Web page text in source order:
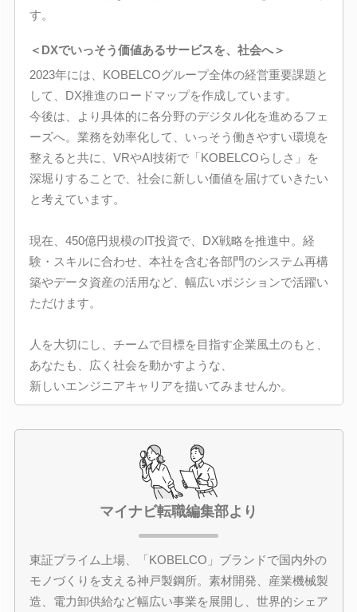
す。
＜DXでいっそう価値あるサービスを、社会へ＞
2023年には、KOBELCOグループ全体の経営重要課題と
して、DX推進のロードマップを作成しています。
今後は、より具体的に各分野のデジタル化を進めるフェ
ーズへ。業務を効率化して、いっそう働きやすい環境を
整えると共に、VRやAI技術で「KOBELCOらしさ」を
深堀りすることで、社会に新しい価値を届けていきたい
と考えています。
現在、450億円規模のIT投資で、DX戦略を推進中。経
験・スキルに合わせ、本社を含む各部門のシステム再構
築やデータ資産の活用など、幅広いポジションで活躍い
ただけます。
人を大切にし、チームで目標を目指す企業風土のもと、
あなたも、広く社会を動かすような、
新しいエンジニアキャリアを描いてみませんか。
マイナビ転職編集部より
東証プライム上場、「KOBELCO」ブランドで国内外の
モノづくりを支える神戸製鋼所。素材開発、産業機械製
造、電力卸供給など幅広い事業を展開し、世界的シェア